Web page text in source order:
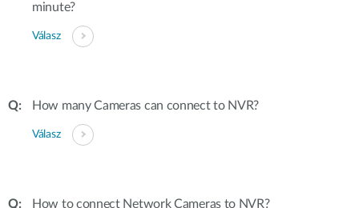
minute?
Válasz
How many Cameras can connect to NVR?
Válasz
How to connect Network Cameras to NVR?